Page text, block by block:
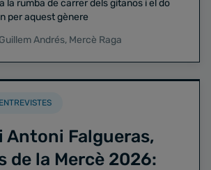
la rumba de carrer dels gitanos i el do
per aquest gènere
Guillem Andrés, Mercè Raga
ENTREVISTES
Antoni Falgueras,
de la Mercè 2026: